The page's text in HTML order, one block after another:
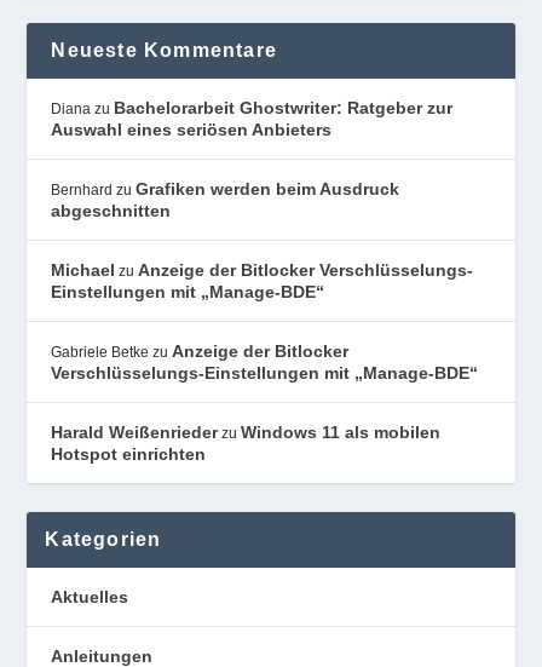
Neueste Kommentare
Diana zu Bachelorarbeit Ghostwriter: Ratgeber zur
Auswahl eines seriösen Anbieters
Bernhard zuGrafiken werden beim Ausdruck
abgeschnitten
Michael zuAnzeige der Bitlocker Verschlüsselungs-
Einstellungen mit „Manage-BDE“
Gabriele Betke zuAnzeige der Bitlocker
Verschlüsselungs-Einstellungen mit „Manage-BDE“
Harald WeißenriederzuWindows 11 als mobilen
Hotspot einrichten
Kategorien
Aktuelles
Anleitungen